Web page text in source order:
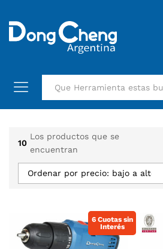
10
Los productos que se
encuentran
Ordenar por precio: bajo a alto
6 Cuotas sin
Interés